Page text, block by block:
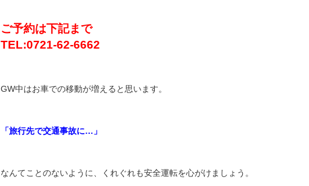
ご予約は下記まで
TEL:0721-62-6662
GW中はお車での移動が増えると思います。
「旅行先で交通事故に…」
なんてことのないように、くれぐれも安全運転を心がけましょう。